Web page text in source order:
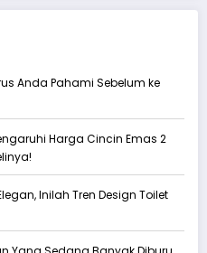
Anda Pahami Sebelum ke
Harga Cincin Emas 2
Inilah Tren Design Toilet